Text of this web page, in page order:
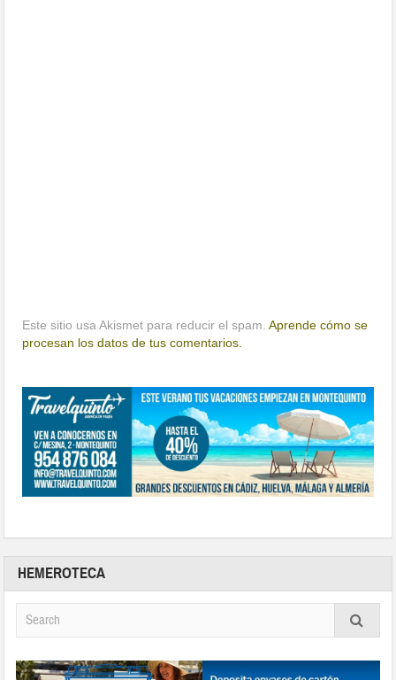
Este sitio usa Akismet para reducir el spam.Aprende cómo se
procesan los datos de tus comentarios.
HEMEROTECA